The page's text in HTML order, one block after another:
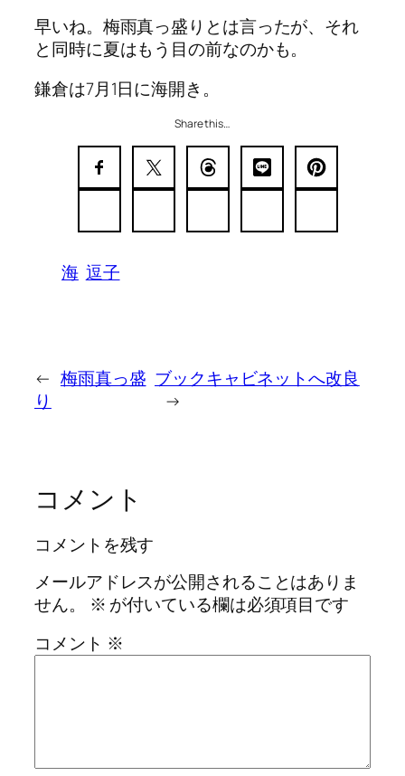
早いね。梅雨真っ盛りとは言ったが、それ
と同時に夏はもう目の前なのかも。
鎌倉は7月1日に海開き。
Share this…
海 逗子
← 梅雨真っ盛
り
ブックキャビネットへ改良
→
コメント
コメントを残す
メールアドレスが公開されることはありま
せん。
※ が付いている欄は必須項目です
コメント ※